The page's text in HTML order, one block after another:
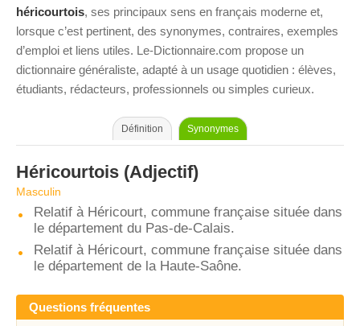
héricourtois, ses principaux sens en français moderne et,
lorsque c’est pertinent, des synonymes, contraires, exemples
d’emploi et liens utiles. Le-Dictionnaire.com propose un
dictionnaire généraliste, adapté à un usage quotidien : élèves,
étudiants, rédacteurs, professionnels ou simples curieux.
Définition Synonymes
Héricourtois (Adjectif)
Masculin
Relatif à Héricourt, commune française située dans
le département du Pas-de-Calais.
Relatif à Héricourt, commune française située dans
le département de la Haute-Saône.
Questions fréquentes